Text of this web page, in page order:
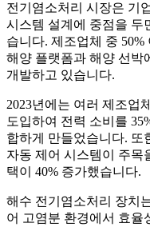
전기염소처리 시장은 기
시스템 설계에 중점을 두
습니다. 제조업체 중 50%
해양 플랫폼과 해양 선박
개발하고 있습니다.
2023년에는 여러 제조업
도입하여 전력 소비를
합하게 만들었습니다. 또
자동 제어 시스템이 주목
택이 40% 증가했습니다.
해수 전기염소처리 장치
어 고염분 환경에서 효율